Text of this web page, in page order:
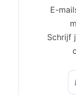
E-
Schrijf